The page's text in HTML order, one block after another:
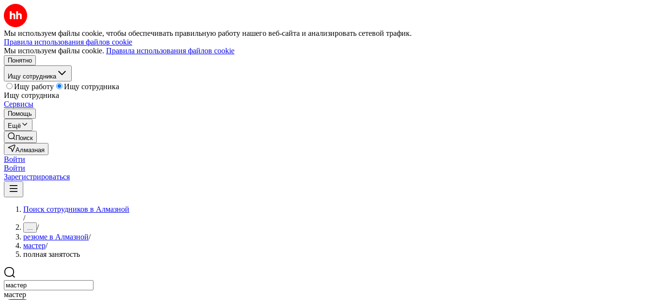
Мы используем файлы cookie, чтобы обеспечивать правильную работу нашего веб-сайта и анализировать сетевой трафик.
Правила использования файлов cookie
Мы используем файлы cookie. Правила использования файлов cookie
Понятно
Ищу сотрудника
Ищу работу
Ищу сотрудника
Ищу сотрудника
Сервисы
Помощь
Ещё
Поиск
Алмазная
Войти
Войти
Зарегистрироваться
Поиск сотрудников в Алмазной
/
... /
резюме в Алмазной/
мастер/
полная занятость
мастер